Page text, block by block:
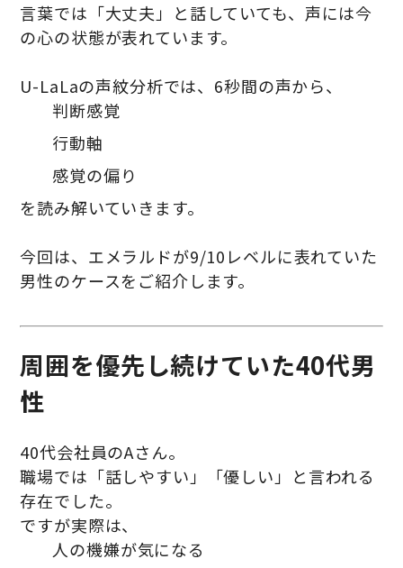
言葉では「大丈夫」と話していても、声には今
の心の状態が表れています。
U-LaLaの声紋分析では、6秒間の声から、
判断感覚
行動軸
感覚の偏り
を読み解いていきます。
今回は、エメラルドが9/10レベルに表れていた
男性のケースをご紹介します。
周囲を優先し続けていた40代男
性
40代会社員のAさん。
職場では「話しやすい」「優しい」と言われる
存在でした。
ですが実際は、
人の機嫌が気になる